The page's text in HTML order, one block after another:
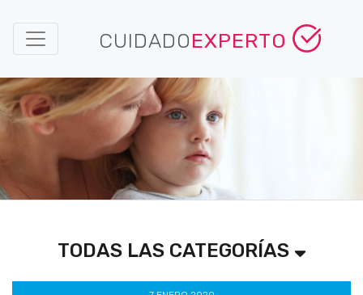
CUIDADOEXPERTO
TODAS LAS CATEGORÍAS